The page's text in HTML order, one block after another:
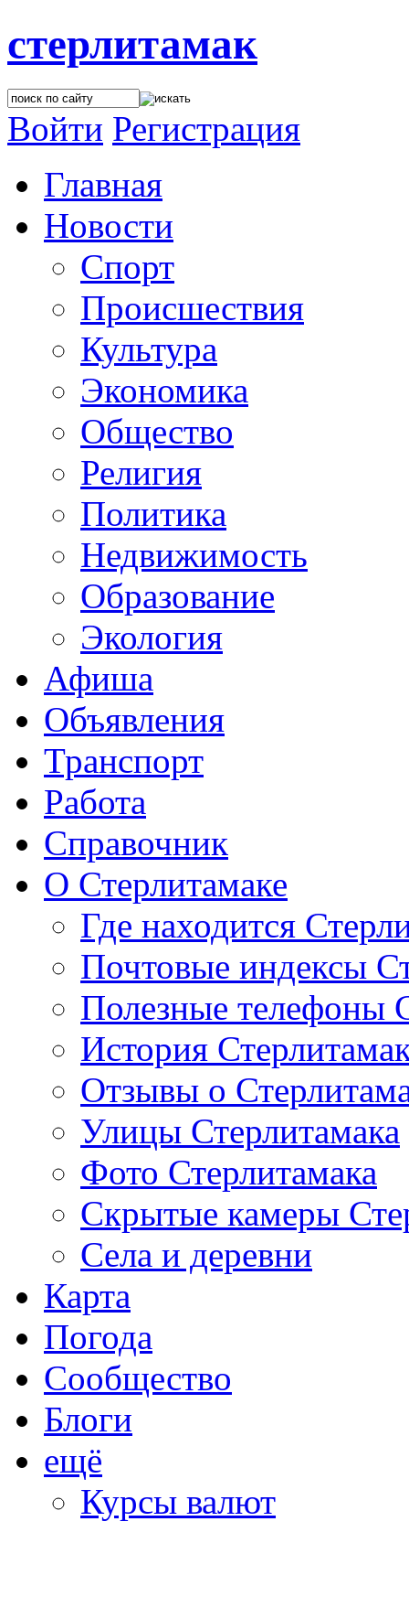
стерлитамак
Войти Регистрация
Главная
Новости
Спорт
Происшествия
Культура
Экономика
Общество
Религия
Политика
Недвижимость
Образование
Экология
Афиша
Объявления
Транспорт
Работа
Справочник
О Стерлитамаке
Где находится
Почтовые индексы
Полезные телефоны
История
Отзывы о
Улицы Стерлитамака
Фото Стерлитамака
Скрытые камеры
Села и деревни
Карта
Погода
Сообщество
Блоги
ещё
Курсы валют